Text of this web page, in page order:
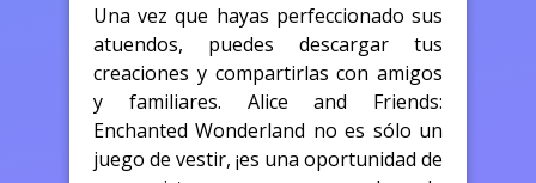
Una vez que hayas perfeccionado sus
atuendos, puedes descargar tus
creaciones y compartirlas con amigos
y familiares. Alice and Friends:
Enchanted Wonderland no es sólo un
juego de vestir, ¡es una oportunidad de